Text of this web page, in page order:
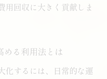
用回収に大きく貢献しま
める利用法とは
化するには、日常的な運